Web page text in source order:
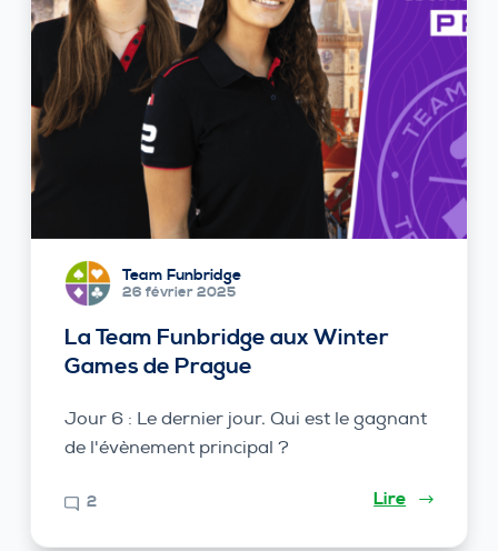
Team Funbridge
26 février 2025
La Team Funbridge aux Winter
Games de Prague
Jour 6 : Le dernier jour. Qui est le gagnant
de l'évènement principal ?
2 Lire